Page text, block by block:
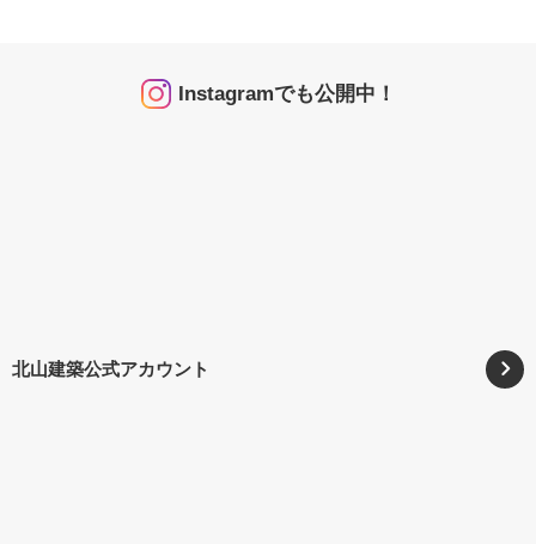
Instagramでも公開中！
北山建築公式アカウント